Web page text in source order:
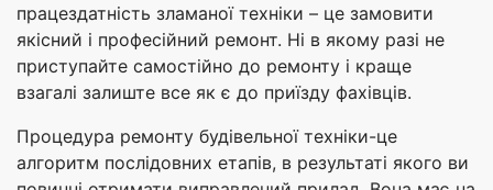
працездатність зламаної техніки – це замовити
якісний і професійний ремонт. Ні в якому разі не
приступайте самостійно до ремонту і краще
взагалі залиште все як є до приїзду фахівців.
Процедура ремонту будівельної техніки-це
алгоритм послідовних етапів, в результаті якого ви